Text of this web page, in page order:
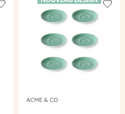
Add to wishlist
ACME & CO